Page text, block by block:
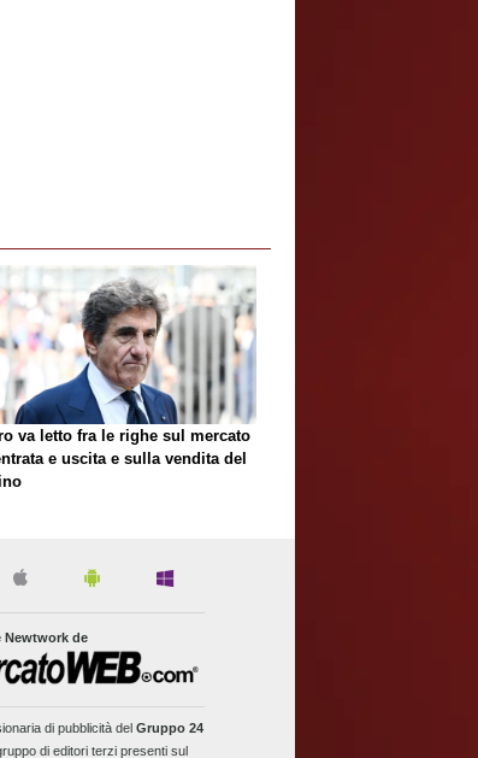
va letto fra le righe sul mercato
e uscita e sulla vendita del
Newtwork de
di pubblicità del Gruppo 24
di editori terzi presenti sul